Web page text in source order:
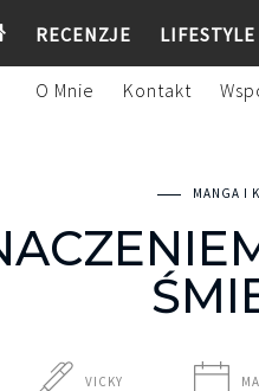
RECENZJE LIFESTYLE
O Mnie Kontakt
MANGA I
VICKY